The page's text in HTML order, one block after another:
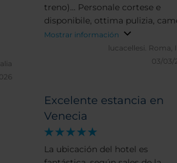
Excelente estancia en
Venecia
La ubicación del hotel es
treno)... Personale cortese e
disponibile, ottima pulizia,
gradevoli e ben arredate.
Mostrar información
lucacellesi. Roma,
03/03/